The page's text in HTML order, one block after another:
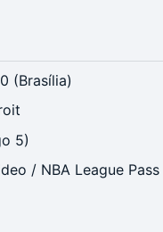
(Brasília)
5)
/ NBA League Pass